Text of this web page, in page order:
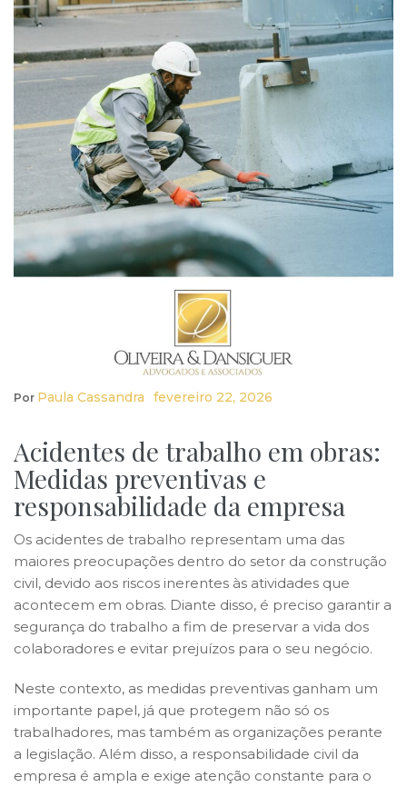
Por Paula Cassandra Fevereiro 22, 2026
Acidentes de trabalho em obras:
Medidas preventivas e
responsabilidade da empresa
Os acidentes de trabalho representam uma das
maiores preocupações dentro do setor da construção
civil, devido aos riscos inerentes às atividades que
acontecem em obras. Diante disso, é preciso garantir a
segurança do trabalho a fim de preservar a vida dos
colaboradores e evitar prejuízos para o seu negócio.
Neste contexto, as medidas preventivas ganham um
importante papel, já que protegem não só os
trabalhadores, mas também as organizações perante
a legislação. Além disso, a responsabilidade civil da
empresa é ampla e exige atenção constante para o